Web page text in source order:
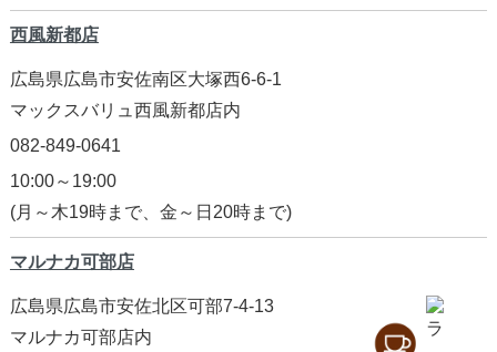
西風新都店
広島県広島市安佐南区大塚西6-6-1
マックスバリュ西風新都店内
082-849-0641
10:00～19:00
(月～木19時まで、金～日20時まで)
マルナカ可部店
広島県広島市安佐北区可部7-4-13
マルナカ可部店内